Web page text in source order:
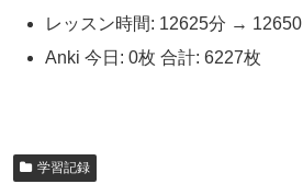
レッスン時間: 12625分 → 12650
Anki 今日: 0枚 合計: 6227枚
学習記録